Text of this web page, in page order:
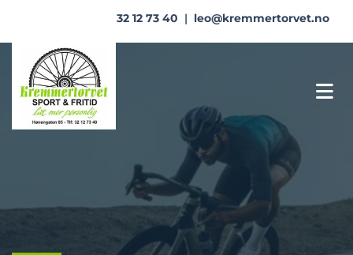
32 12 73 40 | leo@kremmertorvet.no